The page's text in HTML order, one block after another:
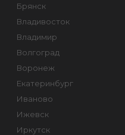
Брянск
Владивосток
Владимир
Волгоград
Воронеж
Екатеринбург
Иваново
Ижевск
Иркутск